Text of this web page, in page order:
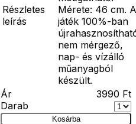
Részletes
leírás
Mérete: 46 cm. A
játék 100%-ban
nem mérgező,
nap- és vízálló
műanyagból
készült.
Ár
3990 Ft
Darab
Kosárba